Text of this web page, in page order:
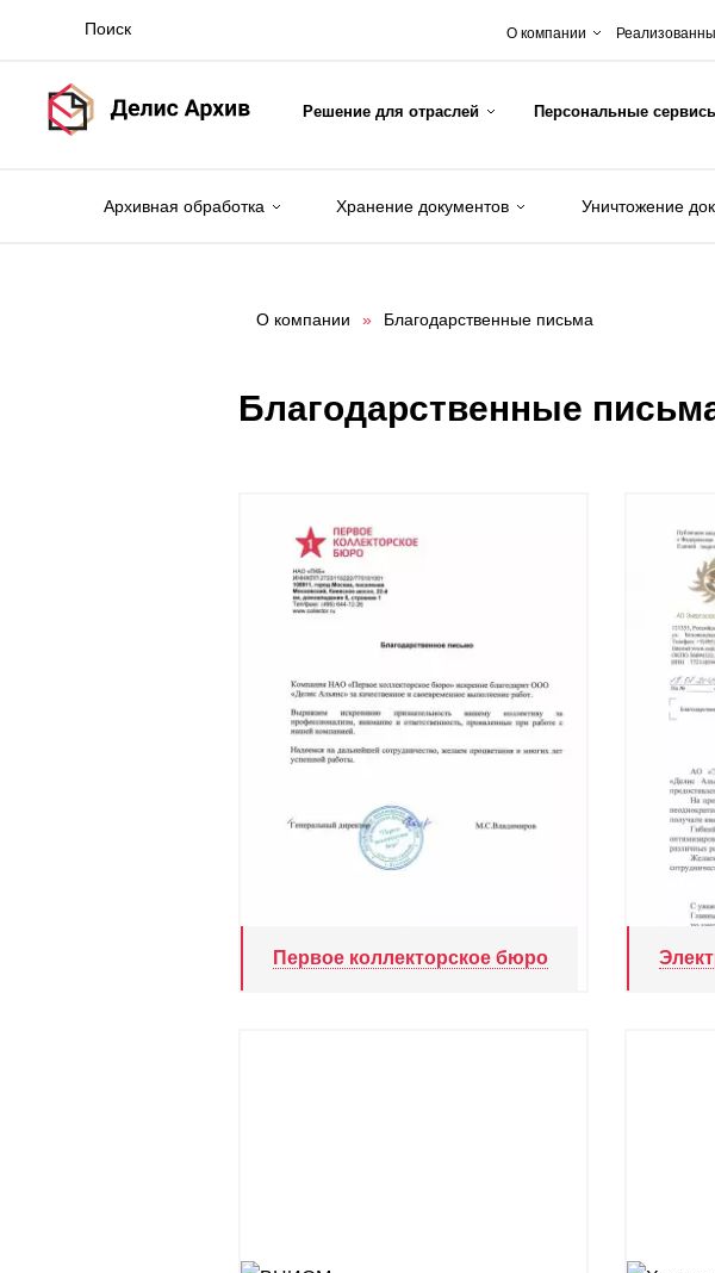
О компании
Решение для отраслей Персональные
Архивная обработка Хранение документов Уничтожение
О компании » Благодарственные письма
Благодарственные
Первое коллекторское бюро